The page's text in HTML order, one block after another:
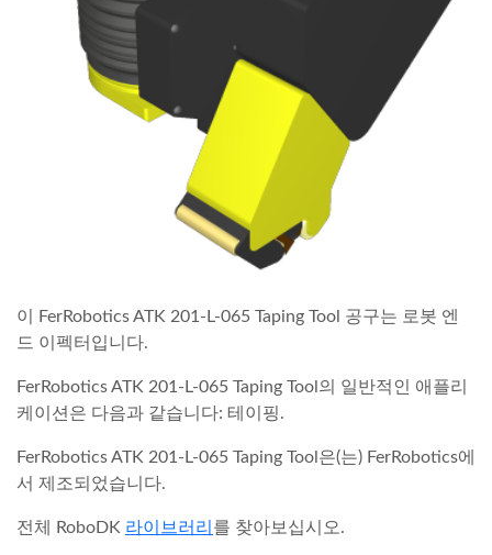
이 FerRobotics ATK 201-L-065 Taping Tool 공구는 로봇 엔
드 이펙터입니다.
FerRobotics ATK 201-L-065 Taping Tool의 일반적인 애플리
케이션은 다음과 같습니다: 테이핑.
FerRobotics ATK 201-L-065 Taping Tool은(는) FerRobotics에
서 제조되었습니다.
전체 RoboDK 라이브러리 를 찾아보십시오.